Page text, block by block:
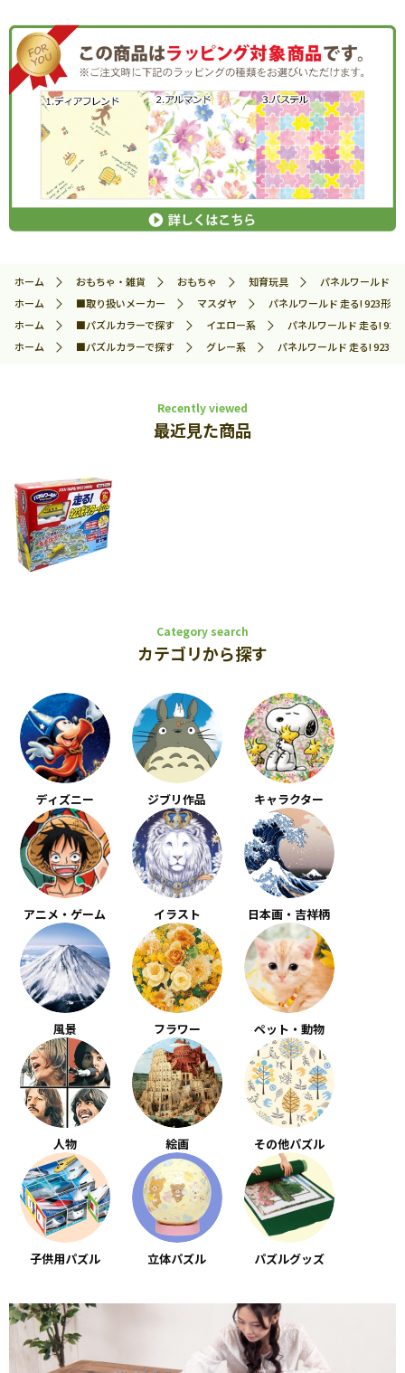
ホーム おもちゃ・雑貨 おもちゃ 知育玩具
パネルワールド
ホーム
■取り扱いメーカー マスダヤ
パネルワールド 走る! 923形
ホーム
■パズルカラーで探す イエロー系
パネルワールド 走る!
ホーム
■パズルカラーで探す グレー系 パネルワールド 走る! 923
Recently viewed
最近見た商品
Category search
カテゴリから探す
ディズニー ジブリ作品 キャラクター
アニメ・ゲーム イラスト 日本画・吉祥柄
風景 フラワー ペット・動物
人物 絵画 その他パズル
子供用パズル 立体パズル パズルグッズ